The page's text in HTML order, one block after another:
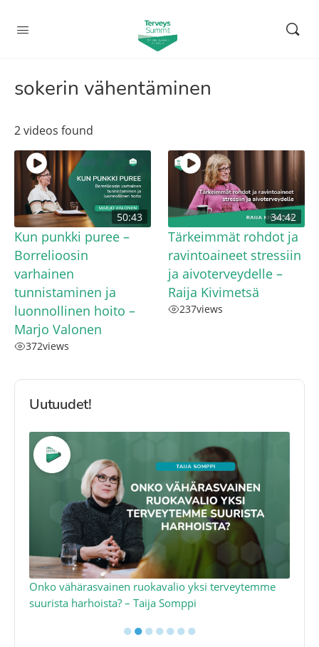
sokerin vähentäminen
2 videos found
50:43
Kun punkki puree –
Borrelioosin
varhainen
tunnistaminen ja
luonnollinen hoito –
Marjo Valonen
372views
34:42
Tärkeimmät rohdot ja
ravintoaineet stressiin
ja aivoterveydelle –
Raija Kivimetsä
237views
Uutuudet!
Onko vähärasvainen ruokavalio yksi terveytemme
suurista harhoista? – Taija Somppi
●●●●●●●